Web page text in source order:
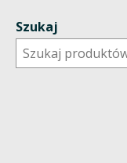
Szukaj